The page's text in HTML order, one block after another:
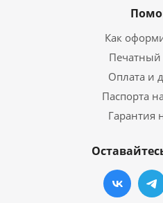
Как
Печатный
Оплата и
Паспорта
Гарантия